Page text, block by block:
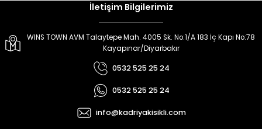
İletişim Bilgilerimiz
WINS TOWN AVM Talaytepe Mah. 4005 Sk. No:1/A 183 İç Kapı No:78
Kayapınar/Diyarbakır
0532 525 25 24
0532 525 25 24
info@kadriyakisikli.com